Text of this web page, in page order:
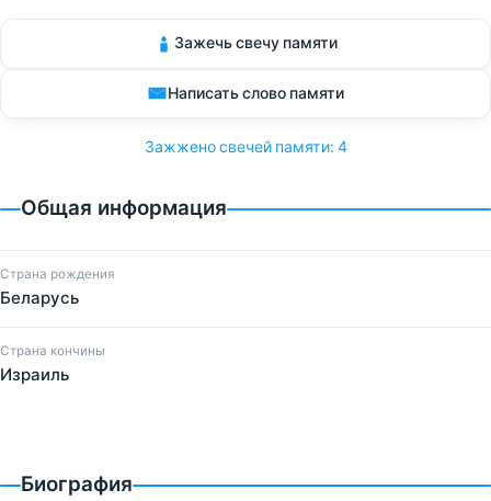
Зажечь свечу памяти
Написать слово памяти
Зажжено свечей памяти: 4
Общая информация
Страна рождения
Беларусь
Страна кончины
Израиль
Биография